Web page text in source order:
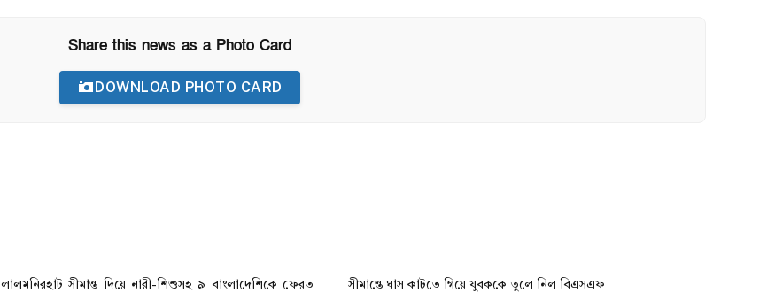
Share this news as a Photo Card
DOWNLOAD PHOTO CARD
লালমনিরহাট সীমান্ত দিয়ে নারী-শিশুসহ ৯ বাংলাদেশিকে ফেরত
সীমান্তে ঘাস কাটতে গিয়ে যুবককে তুলে নিল বিএসএফ